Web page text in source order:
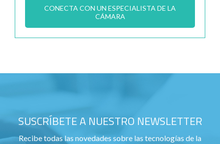
CONECTA CON UN ESPECIALISTA DE LA
CÁMARA
SUSCRÍBETE A NUESTRO NEWSLETTER
Recibe todas las novedades sobre las tecnologías de la